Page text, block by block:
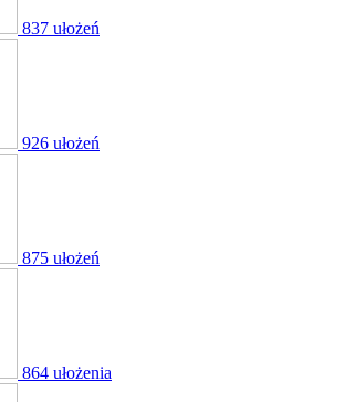
837 ułożeń
926 ułożeń
875 ułożeń
864 ułożenia